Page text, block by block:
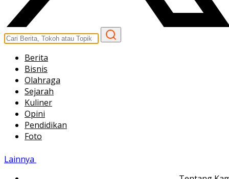
Berita
Bisnis
Olahraga
Sejarah
Kuliner
Opini
Pendidikan
Foto
Lainnya